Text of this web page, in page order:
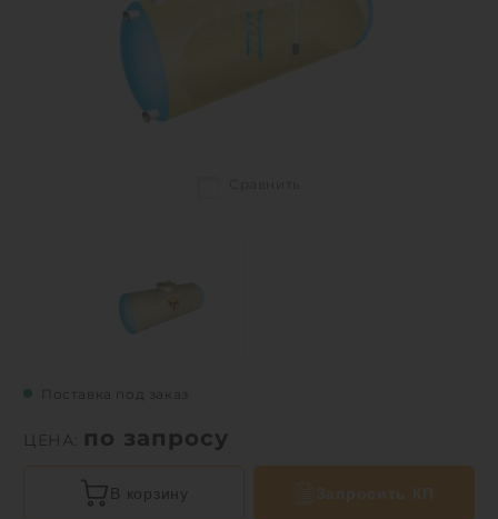
Поставка под заказ
ЦЕНА: по запросу
В корзину